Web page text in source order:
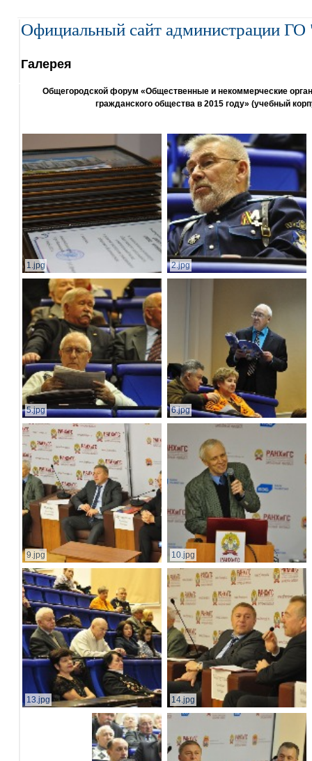
Официальный сайт администрации ГО
Галерея
Общегородской форум «Общественные и некоммерческие
гражданского общества в 2015 году» (учебный
1.jpg 2.jpg
5.jpg 6.jpg
9.jpg 10.jpg
13.jpg 14.jpg